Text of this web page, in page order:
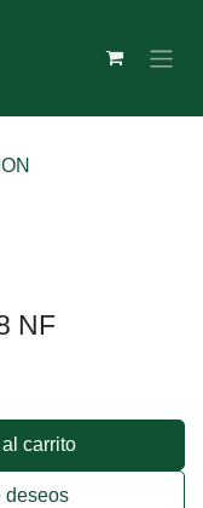
NF
carrito
deseos